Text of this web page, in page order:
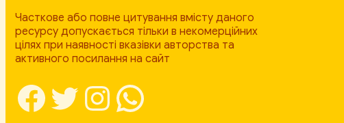
Часткове або повне цитування вмісту даного
ресурсу допускається тільки в некомерційних
цілях при наявності вказівки авторства та
активного посилання на сайт
Facebook Twitter InstagramWhatsApp